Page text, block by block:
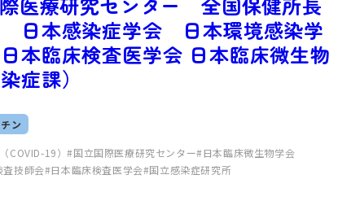
日本感染症学会 日本環境感染学
臨床検査医学会 日本臨床微生物
症課）
ン
COVID-19） 国立国際医療研究センター 日本臨床微生物学会
査技師会 日本臨床検査医学会 国立感染症研究所